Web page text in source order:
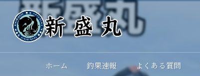
ホーム 釣果速報 よくある質問